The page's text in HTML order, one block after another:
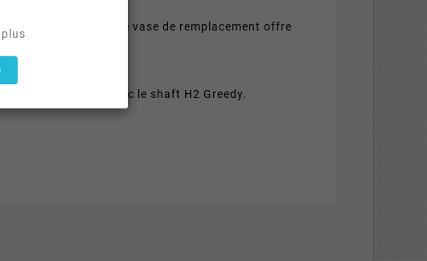
verre résistant, ce vase de remplacement offre
Compatible avec le shaft H2 Greedy.